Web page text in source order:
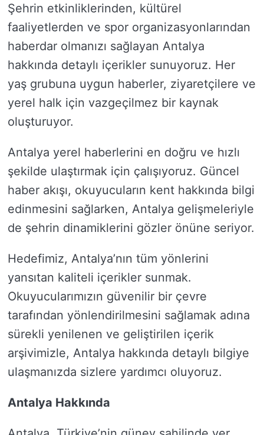
Şehrin etkinliklerinden, kültürel
faaliyetlerden ve spor organizasyonlarından
haberdar olmanızı sağlayan Antalya
hakkında detaylı içerikler sunuyoruz. Her
yaş grubuna uygun haberler, ziyaretçilere ve
yerel halk için vazgeçilmez bir kaynak
oluşturuyor.
Antalya yerel haberlerini en doğru ve hızlı
şekilde ulaştırmak için çalışıyoruz. Güncel
haber akışı, okuyucuların kent hakkında bilgi
edinmesini sağlarken, Antalya gelişmeleriyle
de şehrin dinamiklerini gözler önüne seriyor.
Hedefimiz, Antalya’nın tüm yönlerini
yansıtan kaliteli içerikler sunmak.
Okuyucularımızın güvenilir bir çevre
tarafından yönlendirilmesini sağlamak adına
sürekli yenilenen ve geliştirilen içerik
arşivimizle, Antalya hakkında detaylı bilgiye
ulaşmanızda sizlere yardımcı oluyoruz.
Antalya Hakkında